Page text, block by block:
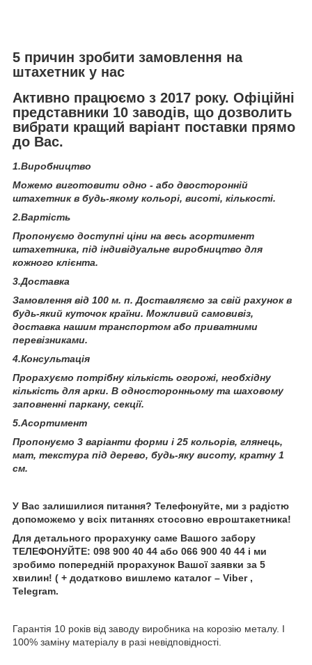
5 причин зробити замовлення на
штахетник у нас
Активно працюємо з 2017 року. Офіційні
представники 10 заводів, що дозволить
вибрати кращий варіант поставки прямо
до Вас.
1.Виробництво
Можемо виготовити одно - або двосторонній
штахетник в будь-якому кольорі, висоті, кількості.
2.Вартість
Пропонуємо доступні ціни на весь асортимент
штахетника, під індивідуальне виробництво для
кожного клієнта.
3.Доставка
Замовлення від 100 м. п. Доставляємо за свій рахунок в
будь-який куточок країни. Можливий самовивіз,
доставка нашим транспортом або приватними
перевізниками.
4.Консультація
Прорахуємо потрібну кількість огорожі, необхідну
кількість для арки. В односторонньому та шаховому
заповненні паркану, секції.
5.Асортимент
Пропонуємо 3 варіанти форми і 25 кольорів, глянець,
мат, текстура під дерево, будь-яку висоту, кратну 1
см.
У Вас залишилися питання? Телефонуйте, ми з радістю
допоможемо у всіх питаннях стосовно евроштакетника!
Для детального прорахунку саме Вашого забору
ТЕЛЕФОНУЙТЕ: 098 900 40 44 або 066 900 40 44 і ми
зробимо попередній прорахунок Вашої заявки за 5
хвилин! ( + додатково вишлемо каталог – Viber ,
Telegram.
Гарантія 10 років від заводу виробника на корозію металу. І
100% заміну матеріалу в разі невідповідності.